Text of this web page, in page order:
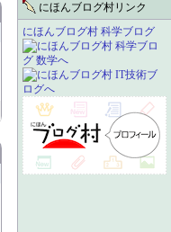
にほんブログ村リンク
にほんブログ村 科学ブログ